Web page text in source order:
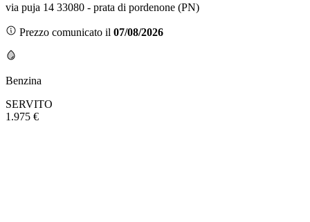
via puja 14 33080 - prata di pordenone (PN)
Prezzo comunicato il 07/08/2026
Benzina
SERVITO
1.975 €